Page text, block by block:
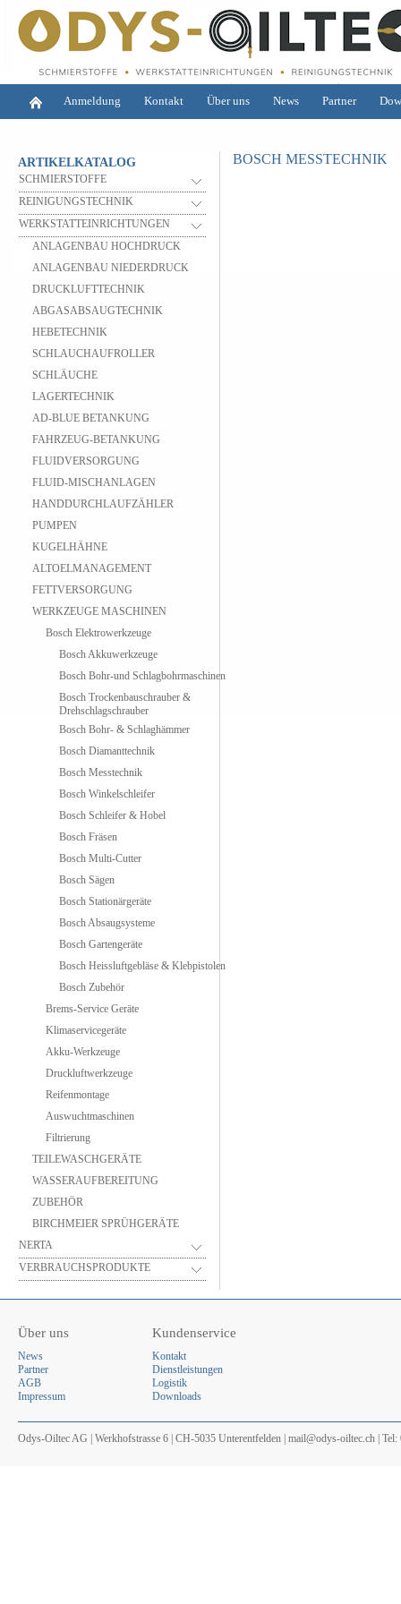
Anmeldung Kontakt Über uns News Partner
ARTIKELKATALOG
SCHMIERSTOFFE
REINIGUNGSTECHNIK
WERKSTATTEINRICHTUNGEN
ANLAGENBAU HOCHDRUCK
ANLAGENBAU NIEDERDRUCK
DRUCKLUFTTECHNIK
ABGASABSAUGTECHNIK
HEBETECHNIK
SCHLAUCHAUFROLLER
SCHLÄUCHE
LAGERTECHNIK
AD-BLUE BETANKUNG
FAHRZEUG-BETANKUNG
FLUIDVERSORGUNG
FLUID-MISCHANLAGEN
HANDDURCHLAUFZÄHLER
PUMPEN
KUGELHÄHNE
ALTOELMANAGEMENT
FETTVERSORGUNG
WERKZEUGE MASCHINEN
Bosch Elektrowerkzeuge
Bosch Akkuwerkzeuge
Bosch Bohr-und Schlagbohrmaschinen
Bosch Trockenbauschrauber &
Drehschlagschrauber
Bosch Bohr- & Schlaghämmer
Bosch Diamanttechnik
Bosch Messtechnik
Bosch Winkelschleifer
Bosch Schleifer & Hobel
Bosch Fräsen
Bosch Multi-Cutter
Bosch Sägen
Bosch Stationärgeräte
Bosch Absaugsysteme
Bosch Gartengeräte
Bosch Heissluftgebläse & Klebpistolen
Bosch Zubehör
Brems-Service Geräte
Klimaservicegeräte
Akku-Werkzeuge
Druckluftwerkzeuge
Reifenmontage
Auswuchtmaschinen
Filtrierung
TEILEWASCHGERÄTE
WASSERAUFBEREITUNG
ZUBEHÖR
BIRCHMEIER SPRÜHGERÄTE
NERTA
VERBRAUCHSPRODUKTE
BOSCH MESSTECHNIK
Über uns
News
Partner
AGB
Impressum
Kundenservice
Kontakt
Dienstleistungen
Logistik
Downloads
Odys-Oiltec AG | Werkhofstrasse 6 | CH-5035 Unterentfelden | mail@odys-oiltec.ch |